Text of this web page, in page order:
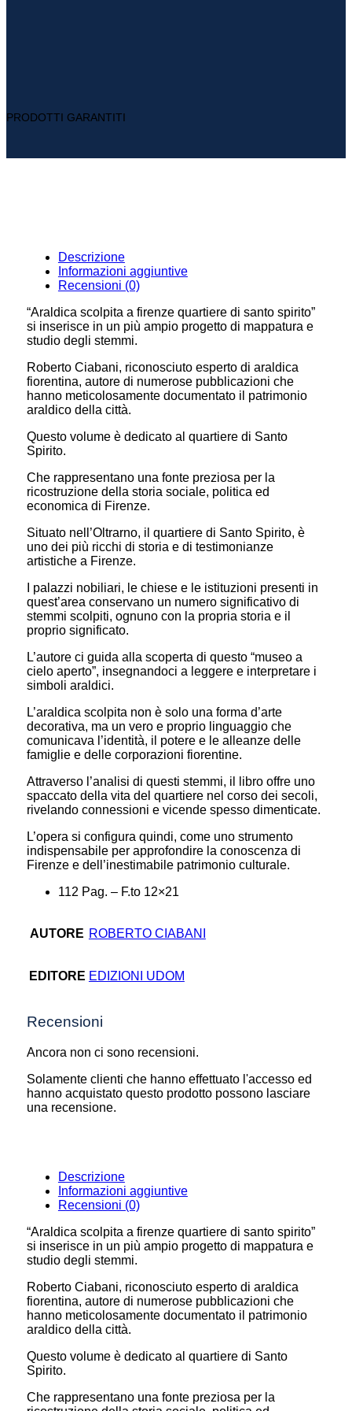
PRODOTTI GARANTITI
Descrizione
Informazioni aggiuntive
Recensioni (0)
“Araldica scolpita a firenze quartiere di santo spirito”
si inserisce in un più ampio progetto di mappatura e
studio degli stemmi.
Roberto Ciabani, riconosciuto esperto di araldica
fiorentina, autore di numerose pubblicazioni che
hanno meticolosamente documentato il patrimonio
araldico della città.
Questo volume è dedicato al quartiere di Santo
Spirito.
Che rappresentano una fonte preziosa per la
ricostruzione della storia sociale, politica ed
economica di Firenze.
Situato nell’Oltrarno, il quartiere di Santo Spirito, è
uno dei più ricchi di storia e di testimonianze
artistiche a Firenze.
I palazzi nobiliari, le chiese e le istituzioni presenti in
quest’area conservano un numero significativo di
stemmi scolpiti, ognuno con la propria storia e il
proprio significato.
L’autore ci guida alla scoperta di questo “museo a
cielo aperto”, insegnandoci a leggere e interpretare i
simboli araldici.
L’araldica scolpita non è solo una forma d’arte
decorativa, ma un vero e proprio linguaggio che
comunicava l’identità, il potere e le alleanze delle
famiglie e delle corporazioni fiorentine.
Attraverso l’analisi di questi stemmi, il libro offre uno
spaccato della vita del quartiere nel corso dei secoli,
rivelando connessioni e vicende spesso dimenticate.
L’opera si configura quindi, come uno strumento
indispensabile per approfondire la conoscenza di
Firenze e dell’inestimabile patrimonio culturale.
112 Pag. – F.to 12×21
AUTORE ROBERTO CIABANI
EDITORE EDIZIONI UDOM
Recensioni
Ancora non ci sono recensioni.
Solamente clienti che hanno effettuato l'accesso ed
hanno acquistato questo prodotto possono lasciare
una recensione.
Descrizione
Informazioni aggiuntive
Recensioni (0)
“Araldica scolpita a firenze quartiere di santo spirito”
si inserisce in un più ampio progetto di mappatura e
studio degli stemmi.
Roberto Ciabani, riconosciuto esperto di araldica
fiorentina, autore di numerose pubblicazioni che
hanno meticolosamente documentato il patrimonio
araldico della città.
Questo volume è dedicato al quartiere di Santo
Spirito.
Che rappresentano una fonte preziosa per la